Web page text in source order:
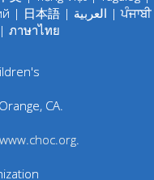
| 日本語| العربية |ਪੰਜਾਬੀ
ภาษาไทย
Orange, CA.
www.choc.org.